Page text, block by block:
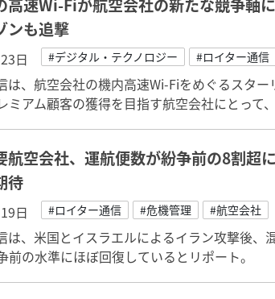
高速Wi-Fiが航空会社の新たな競争軸
ンも追撃
日 #デジタル・テクノロジー #ロイター通信
は、航空会社の機内高速Wi-Fiをめぐるスタ
ミアム顧客の獲得を目指す航空会社にとって
航空会社、運航便数が紛争前の8割超
待
日 #ロイター通信 #危機管理 #航空会社
は、米国とイスラエルによるイラン攻撃後、
前の水準にほぼ回復しているとリポート。